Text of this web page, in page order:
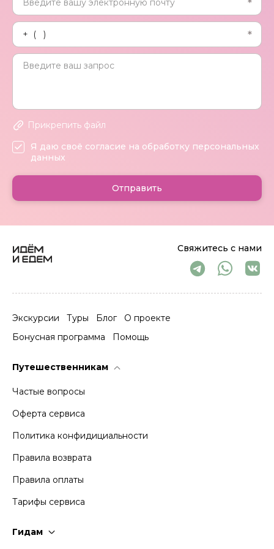
Свяжитесь с нами
Экскурсии Туры Блог
О проекте
Бонусная программа
Помощь
Путешественникам
Частые вопросы
Оферта сервиса
Политика конфидициальности
Правила возврата
Правила оплаты
Тарифы сервиса
Гидам
Прикрепить файл
Я даю своё согласие на обработку персональных
данных
Отправить